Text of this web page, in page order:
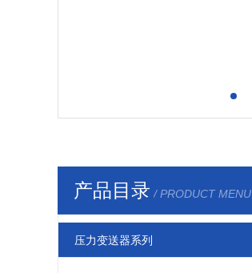
产品目录 / PRODUCT MENU
压力变送器系列